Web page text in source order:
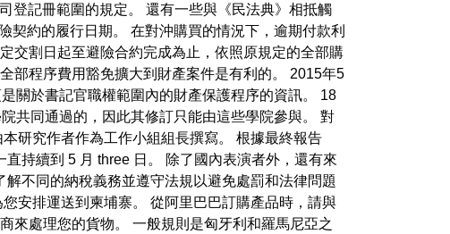
登記冊範圍的規定。 還有一些與《民法典》相抵觸
契約的履行日期。 在對沖購買的情況下，逾期付款利
交割日起至避險合約完成為止，依照原規定的全部購
部程序費用豁免擴大到財產案件是有利的。 2015年5
關於書記官職權範圍內的財產保護程序的資訊。 18
共同通過的，因此其修訂只能由這些學院參與。 對
研究作者作為工作小組組長撰寫。 根據最終報告
持續到 5 月 three 日。 除了國內表演者外，還有來
不同的納稅義務並遵守法規以避免處罰和法律問題
安排運送到柬埔寨。 從阿里巴巴訂購產品時，請與
來處理您的貨物。 一般規則是匈牙利和羅馬尼亞之